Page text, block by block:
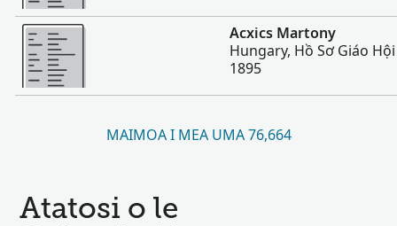
Sili atu
Acxics Martony
Hungary, Hồ Sơ Giáo
1895
MAIMOA I MEA UMA 76,664
Atatosi o le